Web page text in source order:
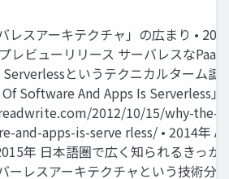
レスアーキテクチャ」の広まり •
レビューリリース サーバレスな
というテクニカルターム誕
Software And Apps Is Serverless」
2012/10/15/why-the-
and-apps-is-serve rless/ • 2014年
年 日本語圏で広く知られるきっか
ーレスアーキテクチャという技術分